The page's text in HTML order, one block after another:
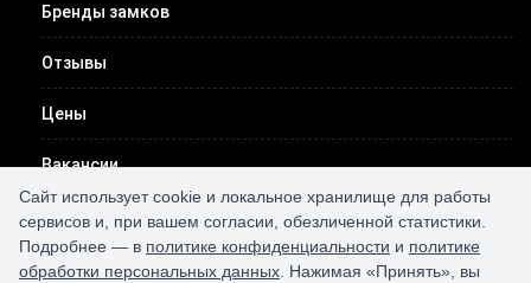
Бренды замков
Отзывы
Цены
Вакансии
Контакты
Сайт использует cookie и локальное хранилище для работы
сервисов и, при вашем согласии, обезличенной статистики.
Подробнее — в политике конфиденциальности и политике
обработки персональных данных . Нажимая «Принять», вы